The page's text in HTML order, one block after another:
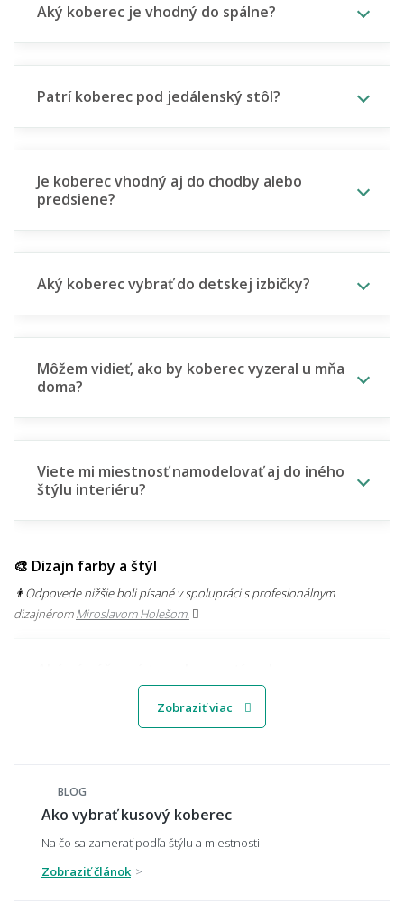
Aký koberec je vhodný do spálne?
Patrí koberec pod jedálenský stôl?
Je koberec vhodný aj do chodby alebo
predsiene?
Aký koberec vybrať do detskej izbičky?
Môžem vidieť, ako by koberec vyzeral u mňa
doma?
Viete mi miestnosť namodelovať aj do iného
štýlu interiéru?
🎨 Dizajn farby a štýl
👨‍Odpovede nižšie boli písané v spolupráci s profesionálnym
dizajnéromMiroslavom Holešom.
praktickejšie?
Ako zladiť koberec s nábytkom a podlahou?
Zobraziť viac
BLOG
Ako vybrať kusový koberec
Na čo sa zamerať podľa štýlu a miestnosti
Zobraziť článok